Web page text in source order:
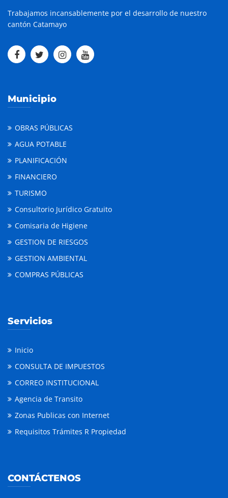
Trabajamos incansablemente por el desarrollo de nuestro
cantón Catamayo
Municipio
OBRAS PÚBLICAS
AGUA POTABLE
PLANIFICACIÓN
FINANCIERO
TURISMO
Consultorio Jurídico Gratuito
Comisaria de Higiene
GESTION DE RIESGOS
GESTION AMBIENTAL
COMPRAS PÚBLICAS
Servicios
Inicio
CONSULTA DE IMPUESTOS
CORREO INSTITUCIONAL
Agencia de Transito
Zonas Publicas con Internet
Requisitos Trámites R Propiedad
CONTÁCTENOS